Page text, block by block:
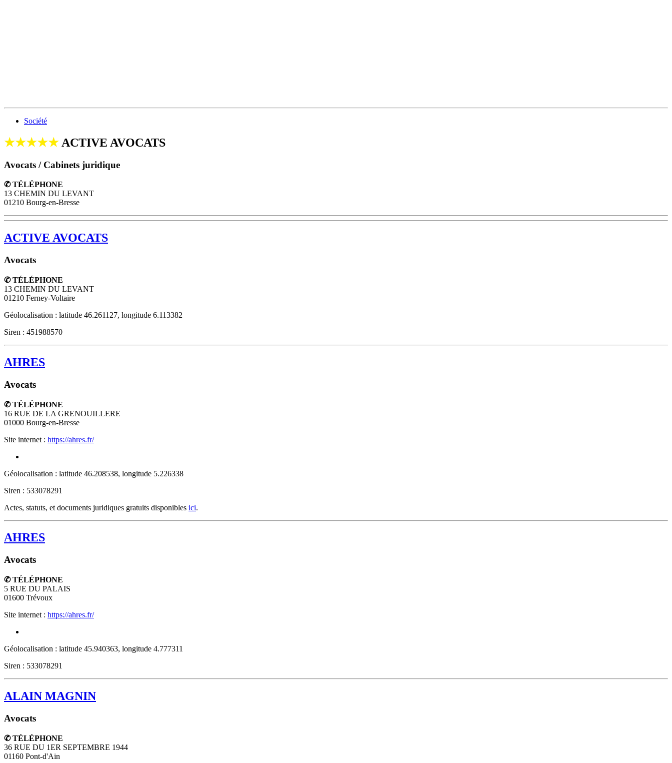
Société
★★★★★ ACTIVE AVOCATS
Avocats / Cabinets juridique
✆ TÉLÉPHONE
13 CHEMIN DU LEVANT
01210 Bourg-en-Bresse
ACTIVE AVOCATS
Avocats
✆ TÉLÉPHONE
13 CHEMIN DU LEVANT
01210 Ferney-Voltaire
Géolocalisation : latitude 46.261127, longitude 6.113382
Siren : 451988570
AHRES
Avocats
✆ TÉLÉPHONE
16 RUE DE LA GRENOUILLERE
01000 Bourg-en-Bresse
Site internet : https://ahres.fr/
Géolocalisation : latitude 46.208538, longitude 5.226338
Siren : 533078291
Actes, statuts, et documents juridiques gratuits disponibles ici.
AHRES
Avocats
✆ TÉLÉPHONE
5 RUE DU PALAIS
01600 Trévoux
Site internet : https://ahres.fr/
Géolocalisation : latitude 45.940363, longitude 4.777311
Siren : 533078291
ALAIN MAGNIN
Avocats
✆ TÉLÉPHONE
36 RUE DU 1ER SEPTEMBRE 1944
01160 Pont-d'Ain